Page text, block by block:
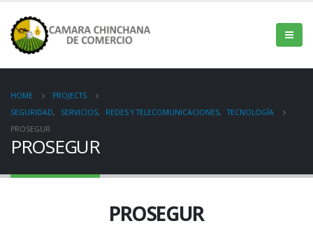
HOME
PROJECTS
SEGURIDAD, SERVICIOS, REDES Y TELECOMUNICACIONES,
TECNOLOGÍA
PROSEGUR
PROSEGUR
PROSEGUR